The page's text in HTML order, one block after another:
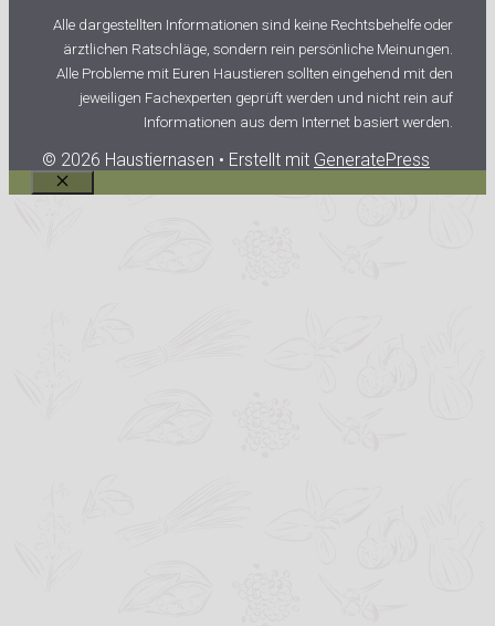
Alle dargestellten Informationen sind keine Rechtsbehelfe oder
ärztlichen Ratschläge, sondern rein persönliche Meinungen.
Alle Probleme mit Euren Haustieren sollten eingehend mit den
jeweiligen Fachexperten geprüft werden und nicht rein auf
Informationen aus dem Internet basiert werden.
© 2026 Haustiernasen • Erstellt mit GeneratePress
Schließen